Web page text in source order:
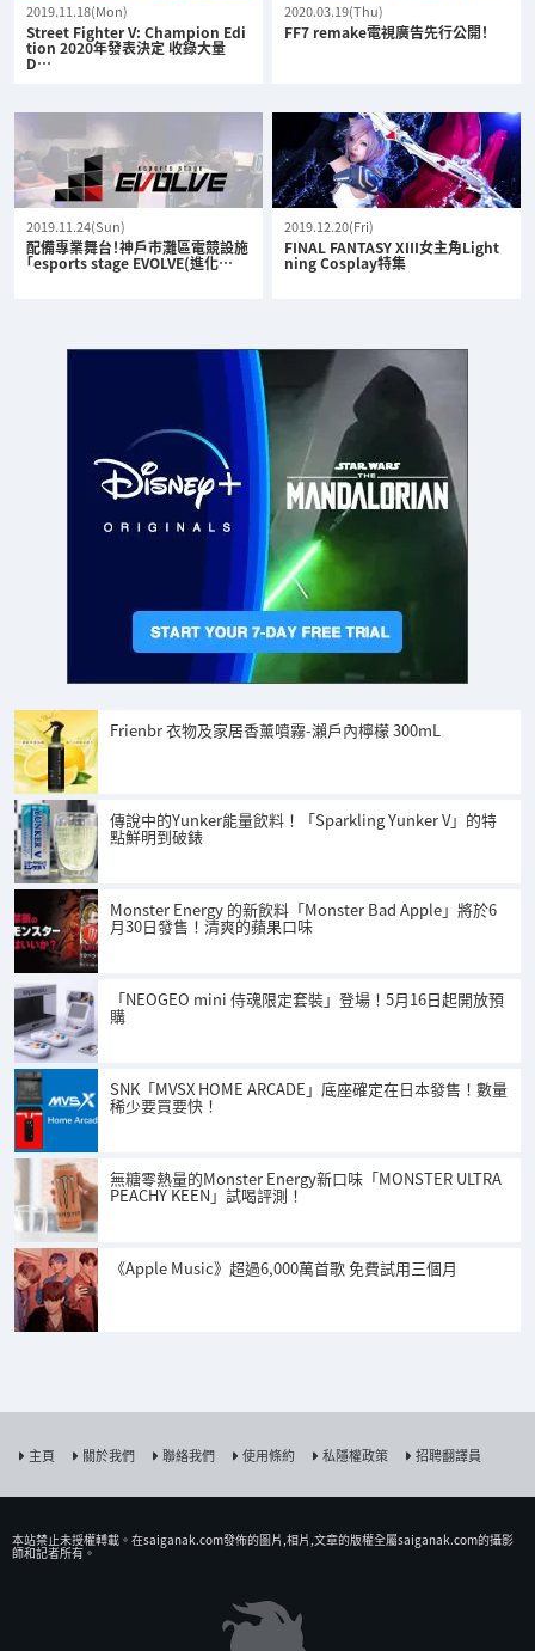
2019.11.18(Mon)
Street Fighter V: Champion Edi
tion 2020年發表決定 收錄大量
D…
2020.03.19(Thu)
FF7 remake電視廣告先行公開！
2019.11.24(Sun)
配備專業舞台！神戶市灘區電競設施
「esports stage EVOLVE(進化…
2019.12.20(Fri)
FINAL FANTASY XIII女主角Light
ning Cosplay特集
Frienbr 衣物及家居香薰噴霧-瀨戶內檸檬 300mL
傳說中的Yunker能量飲料！「Sparkling Yunker V」的特
點鮮明到破錶
Monster Energy 的新飲料「Monster Bad Apple」將於6
月30日發售！清爽的蘋果口味
「NEOGEO mini 侍魂限定套裝」登場！5月16日起開放預
購
SNK「MVSX HOME ARCADE」底座確定在日本發售！數量
稀少要買要快！
無糖零熱量的Monster Energy新口味「MONSTER ULTRA
PEACHY KEEN」試喝評測！
《Apple Music》超過6,000萬首歌 免費試用三個月
主頁 關於我們 聯絡我們 使用條約 私隱權政策 招聘翻譯員
本站禁止未授權𨍭載。在saiganak.com發佈的圖片,相片,文章的版權全屬saiganak.com的攝影
師和記者所有。